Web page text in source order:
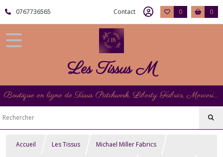
0767736565 Contact 0 0
Les Tissus M
Boutique en ligne de Tissus Patchwork, Liberty Fabrics, Mercerie et Matériel de Point de Croix
Accueil Les Tissus Michael Miller Fabrics